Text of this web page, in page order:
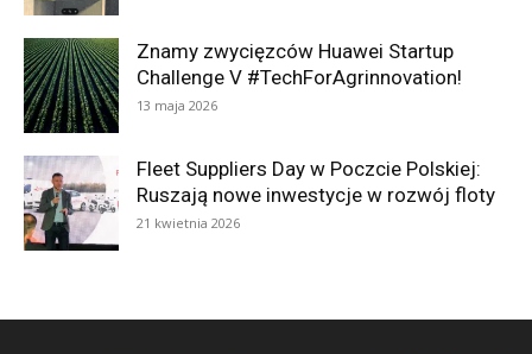
Znamy zwycięzców Huawei Startup
Challenge V #TechForAgrinnovation!
13 maja 2026
Fleet Suppliers Day w Poczcie Polskiej:
Ruszają nowe inwestycje w rozwój floty
21 kwietnia 2026